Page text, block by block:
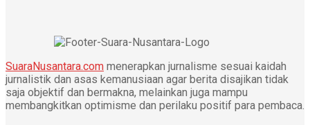
SuaraNusantara.com menerapkan jurnalisme sesuai kaidah
jurnalistik dan asas kemanusiaan agar berita disajikan tidak
saja objektif dan bermakna, melainkan juga mampu
membangkitkan optimisme dan perilaku positif para pembaca.